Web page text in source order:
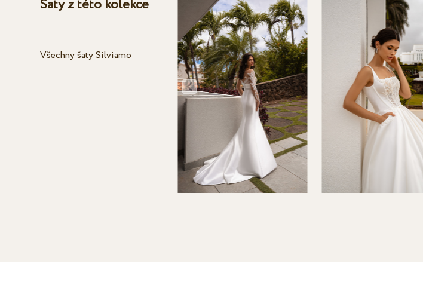
Šaty z této kolekce
Všechny šaty Silviamo